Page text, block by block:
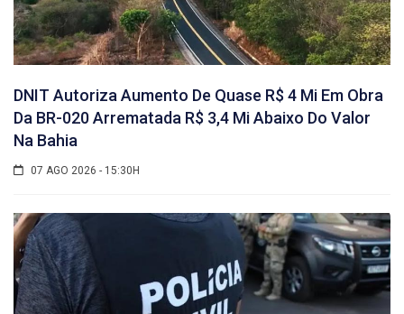
DNIT Autoriza Aumento De Quase R$ 4 Mi Em Obra
Da BR-020 Arrematada R$ 3,4 Mi Abaixo Do Valor
Na Bahia
07 AGO 2026 - 15:30H